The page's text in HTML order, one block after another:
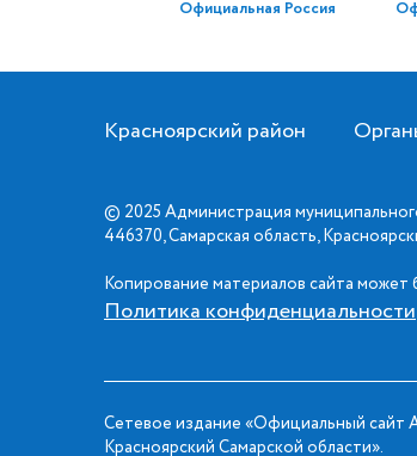
Официальная Россия
Красноярский район
© 2025 Администрация
446370, Самарская область,
Копирование материалов сайта может
Политика конфиденциальности
Сетевое издание «Официальный сайт
Красноярский Самарской области».